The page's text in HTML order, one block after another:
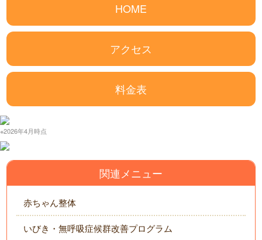
HOME
アクセス
料金表
※2026年4月時点
関連メニュー
赤ちゃん整体
いびき・無呼吸症候群改善プログラム